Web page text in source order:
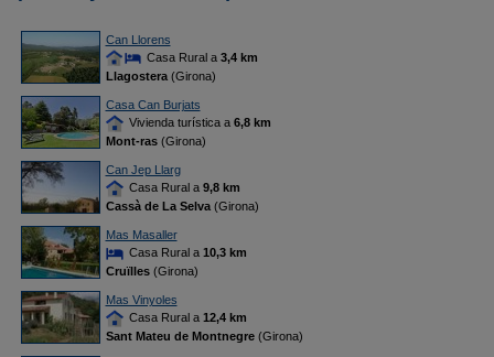
Can Llorens
Casa Rural a 3,4 km
Llagostera(Girona)
Casa Can Burjats
Vivienda turística a 6,8 km
Mont-ras(Girona)
Can Jep Llarg
Casa Rural a 9,8 km
Cassà de La Selva(Girona)
Mas Masaller
Casa Rural a 10,3 km
Cruïlles(Girona)
Mas Vinyoles
Casa Rural a 12,4 km
Sant Mateu de Montnegre(Girona)